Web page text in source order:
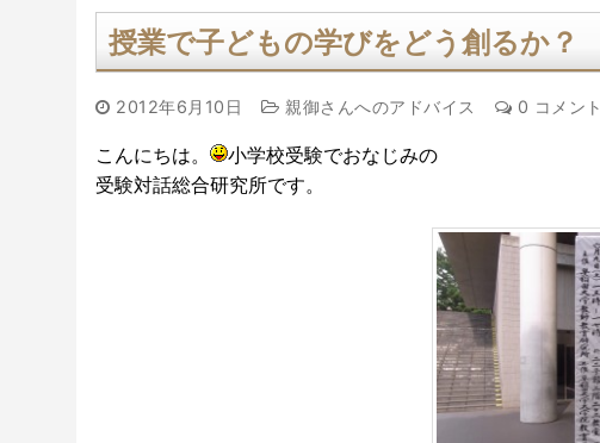
授業で子どもの学びをどう創るか？
2012年6月10日 親御さんへのアドバイス 0 コメント
こんにちは。
小学校受験でおなじみの
受験対話総合研究所です。